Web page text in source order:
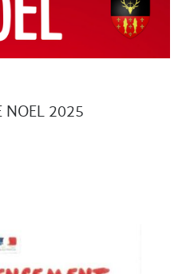
NOEL 2025